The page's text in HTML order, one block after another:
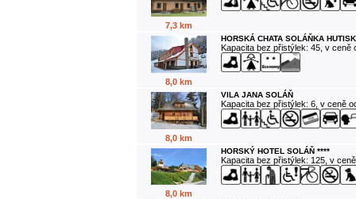
7,3 km
8,0 km
HORSKÁ CHATA SOLÁŇKA
Kapacita bez přistýlek: 45, v ceně
8,0 km
VILA JANA SOLÁŇ
Kapacita bez přistýlek: 6, v ceně
8,0 km
HORSKÝ HOTEL SOLÁŇ ****
Kapacita bez přistýlek: 125, v